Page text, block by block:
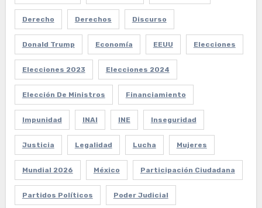
Derecho Derechos Discurso
Donald Trump Economía EEUU Elecciones
Elecciones 2023 Elecciones 2024
Elección De Ministros Financiamiento
Impunidad INAI INE Inseguridad
Justicia Legalidad Lucha Mujeres
Mundial 2026 México Participación Ciudadana
Partidos Políticos Poder Judicial